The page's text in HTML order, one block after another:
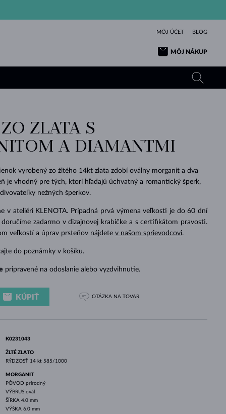
MÔJ ÚČET BLOG
MÔJ NÁKUP
VÝNIMOČNÝ
POZRIEŤ
LÁSKA
POZRIEŤ
ŽLTÉ ZLATO
RUŽOVÉ ZLATO
KRÁSOU
POZRIEŤ
TANZANITY
TOPÁSY
TURMALÍNY
VLTAVÍNY
BIELE ZLATO
KRÁSNE
POZRIEŤ
TURMALÍNY
VLTAVÍNY
MINERÁLY
PERLOVÉ PRÍVESKY
RUŽOVÉ ZLATO
PRÍVESKY
POZRIEŤ
NÁRAMKY
POZRIEŤ
ELEGANCIA
POZRIEŤ
ZAFÍRY
SMARAGDY
VLTAVÍNY
MINERÁLY
BIELE ZLATO
ŠPERKY
POZRIEŤ
KRÁSU
POZRIEŤ
KOLEKCIE
POZRIEŤ
ZLATA S
A DIAMANTMI
vyrobený zo žltého 14kt zlata zdobí oválny morganit a dva
je vhodný pre tých, ktorí hľadajú úchvatný a romantický šperk,
nežných šperkov.
v ateliéri KLENOTA. Prípadná prvá výmena veľkosti je do 60 dní
doručíme zadarmo v dizajnovej krabičke a s certifikátom pravosti.
veľkostí a úprav prsteňov nájdete v našom sprievodcovi.
do poznámky v košíku.
pripravené na odoslanie alebo vyzdvihnutie.
KÚPIŤ OTÁZKA NA TOVAR
K0231043
ŽLTÉ ZLATO
RÝDZOSŤ 14 kt 585/1000
MORGANIT
PÔVOD prírodný
VÝBRUS ovál
ŠÍRKA 4.0 mm
VÝŠKA 6.0 mm